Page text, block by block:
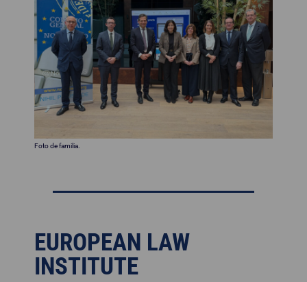
Foto de familia.
EUROPEAN LAW
INSTITUTE